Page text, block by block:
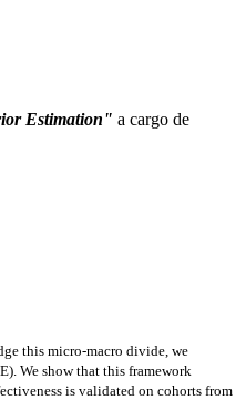
Estimation" a cargo de
this micro-macro divide, we
We show that this framework
is validated on cohorts from